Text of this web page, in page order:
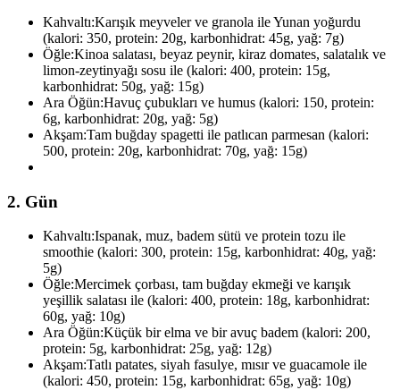
Kahvaltı:Karışık meyveler ve granola ile Yunan yoğurdu
(kalori: 350, protein: 20g, karbonhidrat: 45g, yağ: 7g)
Öğle:Kinoa salatası, beyaz peynir, kiraz domates, salatalık ve
limon-zeytinyağı sosu ile (kalori: 400, protein: 15g,
karbonhidrat: 50g, yağ: 15g)
Ara Öğün:Havuç çubukları ve humus (kalori: 150, protein:
6g, karbonhidrat: 20g, yağ: 5g)
Akşam:Tam buğday spagetti ile patlıcan parmesan (kalori:
500, protein: 20g, karbonhidrat: 70g, yağ: 15g)
2. Gün
Kahvaltı:Ispanak, muz, badem sütü ve protein tozu ile
smoothie (kalori: 300, protein: 15g, karbonhidrat: 40g, yağ:
5g)
Öğle:Mercimek çorbası, tam buğday ekmeği ve karışık
yeşillik salatası ile (kalori: 400, protein: 18g, karbonhidrat:
60g, yağ: 10g)
Ara Öğün:Küçük bir elma ve bir avuç badem (kalori: 200,
protein: 5g, karbonhidrat: 25g, yağ: 12g)
Akşam:Tatlı patates, siyah fasulye, mısır ve guacamole ile
(kalori: 450, protein: 15g, karbonhidrat: 65g, yağ: 10g)